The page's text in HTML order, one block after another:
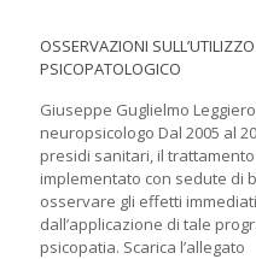
OSSERVAZIONI
PSICOPATOLOGICO
Giuseppe Guglielmo
neuropsicologo Dal 2005 al
presidi sanitari, il
implementato con sedute di
osservare gli effetti
dall’applicazione di tale
psicopatia. Scarica l’allegato